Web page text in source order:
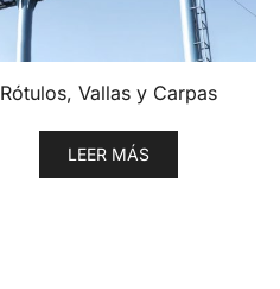
Rótulos, Vallas y Carpas
LEER MÁS